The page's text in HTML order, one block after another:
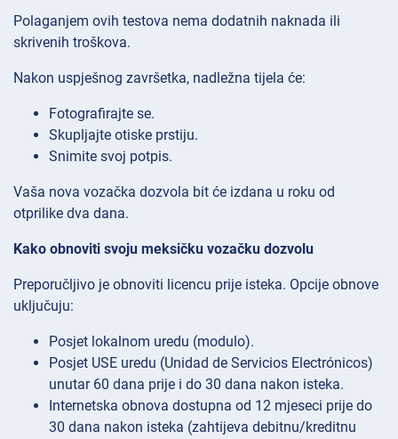
Polaganjem ovih testova nema dodatnih naknada ili
skrivenih troškova.
Nakon uspješnog završetka, nadležna tijela će:
Fotografirajte se.
Skupljajte otiske prstiju.
Snimite svoj potpis.
Vaša nova vozačka dozvola bit će izdana u roku od
otprilike dva dana.
Kako obnoviti svoju meksičku vozačku dozvolu
Preporučljivo je obnoviti licencu prije isteka. Opcije obnove
uključuju:
Posjet lokalnom uredu (modulo).
Posjet USE uredu (Unidad de Servicios Electrónicos)
unutar 60 dana prije i do 30 dana nakon isteka.
Internetska obnova dostupna od 12 mjeseci prije do
30 dana nakon isteka (zahtijeva debitnu/kreditnu